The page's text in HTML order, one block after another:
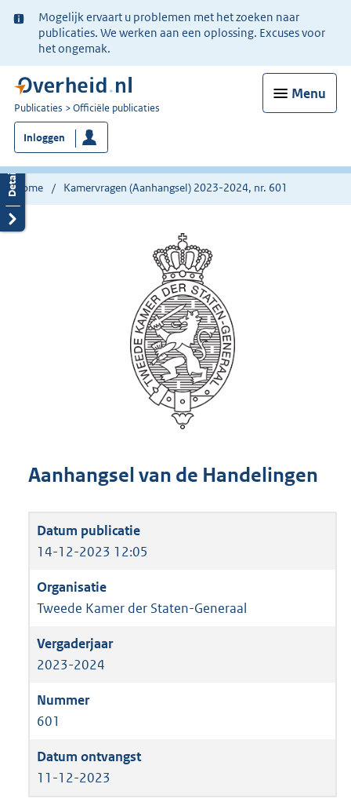
Ter
informatie:
Mogelijk ervaart u problemen met het zoeken naar
publicaties. We werken aan een oplossing. Excuses voor
het ongemak.
Menu
U
bent
nu
hier:
Publicaties Officiële publicaties
Inloggen
Home Kamervragen (Aanhangsel) 2023-2024, nr. 601
Aanhangsel van de Handelingen
14-12-2023 12:05
Tweede Kamer der Staten-Generaal
2023-2024
601
11-12-2023